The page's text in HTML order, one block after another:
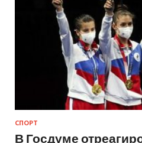
СПОРТ
В Госдуме